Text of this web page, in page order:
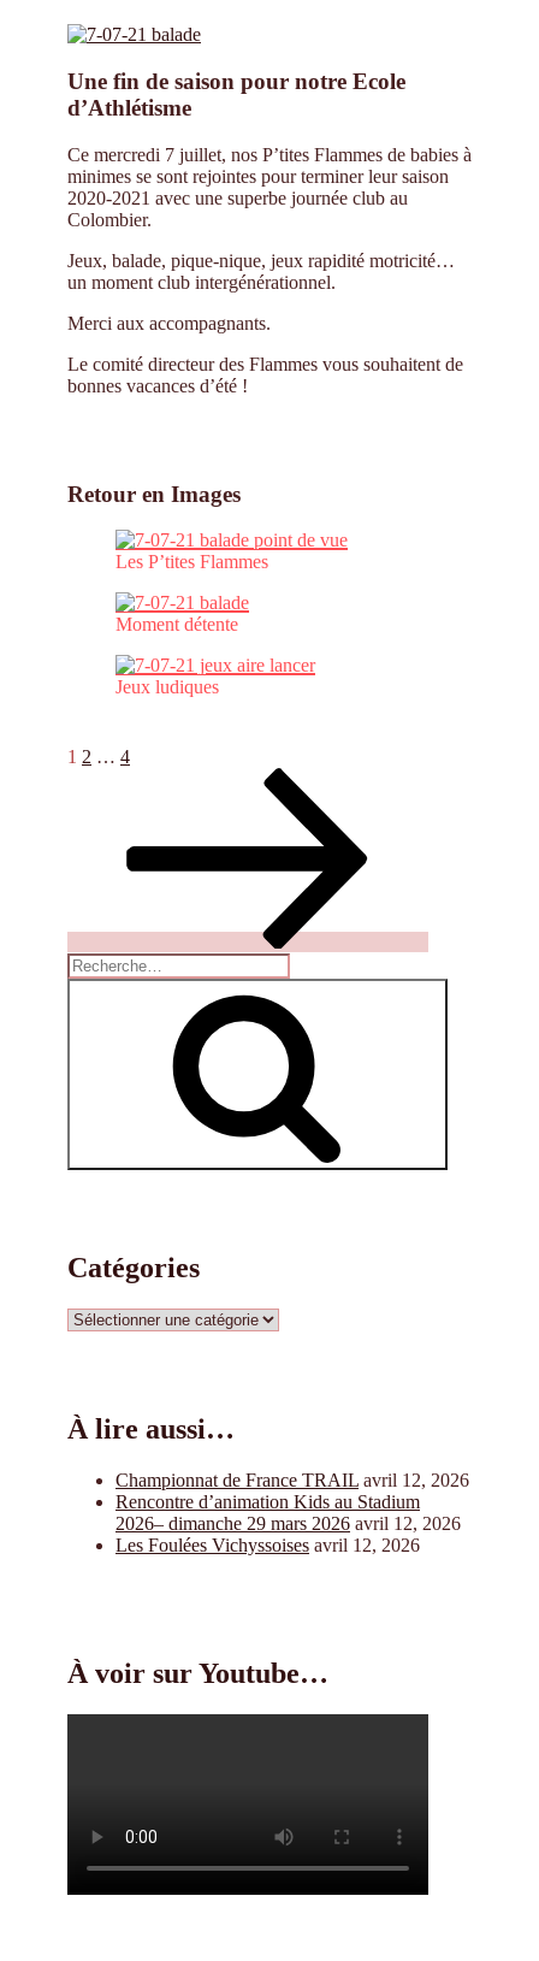
Une fin de saison pour notre Ecole
d’Athlétisme
Ce mercredi 7 juillet, nos P’tites Flammes de babies à
minimes se sont rejointes pour terminer leur saison
2020-2021 avec une superbe journée club au
Colombier.
Jeux, balade, pique-nique, jeux rapidité motricité…
un moment club intergénérationnel.
Merci aux accompagnants.
Le comité directeur des Flammes vous souhaitent de
bonnes vacances d’été !
Retour en Images
Les P’tites Flammes
Moment détente
Jeux ludiques
Pagination
Page
1 Page
2 … Page
4Page
Recherche
pour
Catégories
Catégories
À lire aussi…
Championnat de France TRAIL avril 12, 2026
Rencontre d’animation Kids au Stadium
2026– dimanche 29 mars 2026 avril 12, 2026
Les Foulées Vichyssoises avril 12, 2026
À voir sur Youtube…